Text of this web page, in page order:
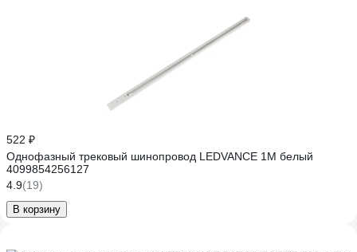
522 ₽
Однофазный трековый шинопровод LEDVANCE 1M белый
4099854256127
4.9(19)
В корзину